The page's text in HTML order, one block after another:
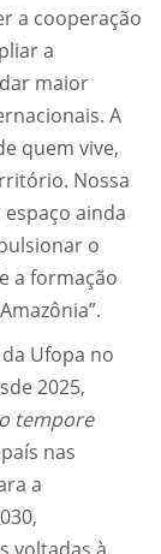
a cooperação
a
maior
A
quem vive,
Nossa
ainda
o
a formação
Ufopa no
2025,
tempore
nas
a